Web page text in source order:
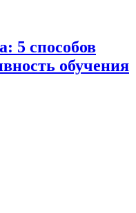
5 способов
обучения